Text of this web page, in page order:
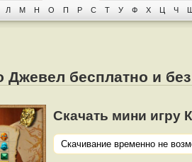
Л М Н О П Р С Т У Ф Х Ц Ч
Джевел бесплатно и
Скачать мини игру
Скачивание временно не